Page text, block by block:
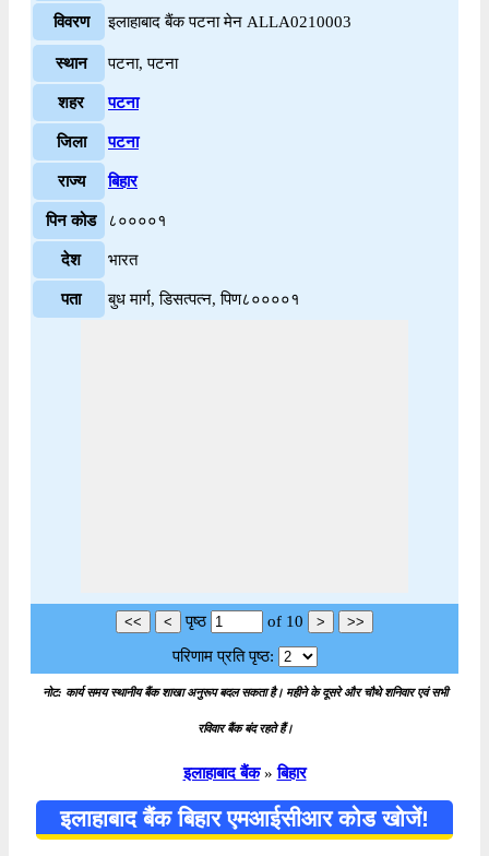
विवरण इलाहाबाद बैंक पटना मेन ALLA0210003
स्थान पटना, पटना
शहर पटना
जिला पटना
राज्य बिहार
पिन कोड ८००००१
देश भारत
पता बुध मार्ग, डिसत्पत्न, पिण८००००१
पृष्ठ of 10
परिणाम प्रति पृष्ठ:
नोट: कार्य समय स्थानीय बैंक शाखा अनुरूप बदल सकता है। महीने के दूसरे और चौथे शनिवार एवं सभी
रविवार बैंक बंद रहते हैं।
इलाहाबाद बैंक » बिहार
इलाहाबाद बैंक बिहार एमआईसीआर कोड खोजें!